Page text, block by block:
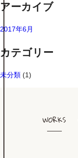
アーカイブ
2017年6月
カテゴリー
未分類 (1)
WORKS